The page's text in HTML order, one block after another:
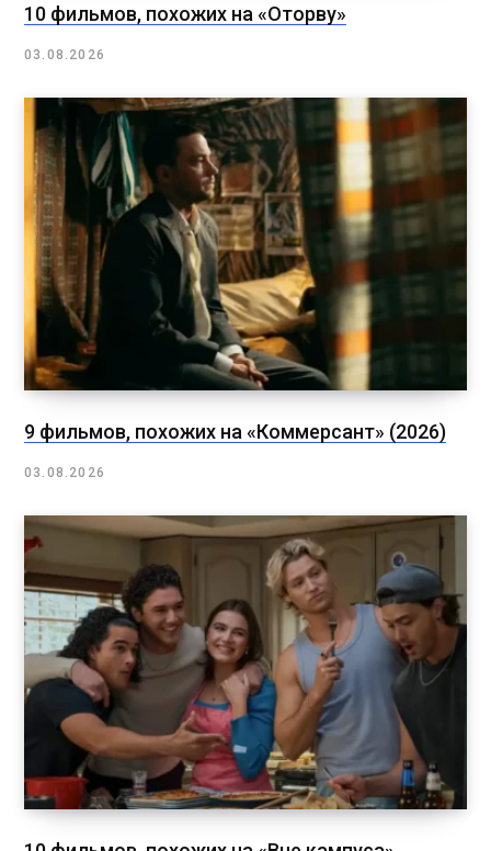
10 фильмов, похожих на «Оторву»
03.08.2026
9 фильмов, похожих на «Коммерсант» (2026)
03.08.2026